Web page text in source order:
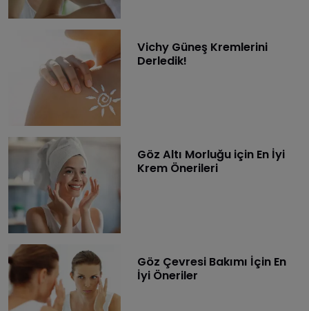
Vichy Güneş Kremlerini
Derledik!
Göz Altı Morluğu için En İyi
Krem Önerileri
Göz Çevresi Bakımı İçin En
İyi Öneriler